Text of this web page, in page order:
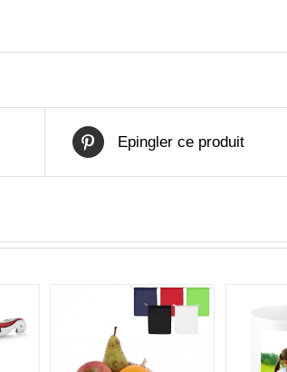
Epingler ce produit